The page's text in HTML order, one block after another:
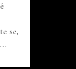
se,